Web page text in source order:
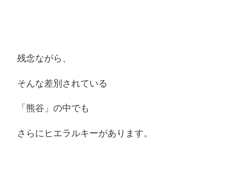
残念ながら、
そんな差別されている
「熊谷」の中でも
さらにヒエラルキーがあります。